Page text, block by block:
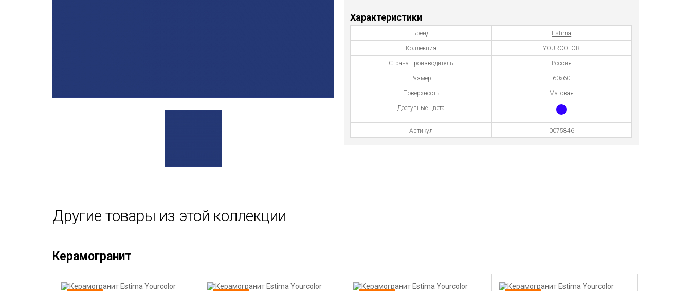
Характеристики
Бренд Estima
Коллекция YOURCOLOR
Страна производитель Россия
Размер 60x60
Поверхность Матовая
Доступные цвета
Артикул 0075846
Другие товары из этой коллекции
Керамогранит